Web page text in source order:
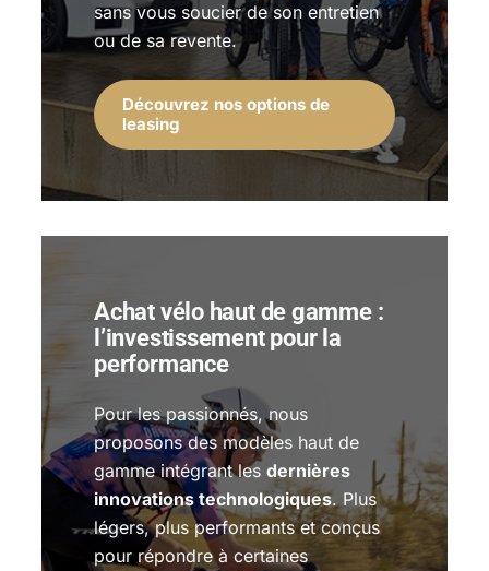
sans vous soucier de son entretien
ou de sa revente.
Découvrez nos options de
leasing
Achat vélo haut de gamme :
l’investissement pour la
performance
Pour les passionnés, nous
proposons des modèles haut de
gamme intégrant lesdernières
innovations technologiques. Plus
légers, plus performants et conçus
pour répondre à certaines